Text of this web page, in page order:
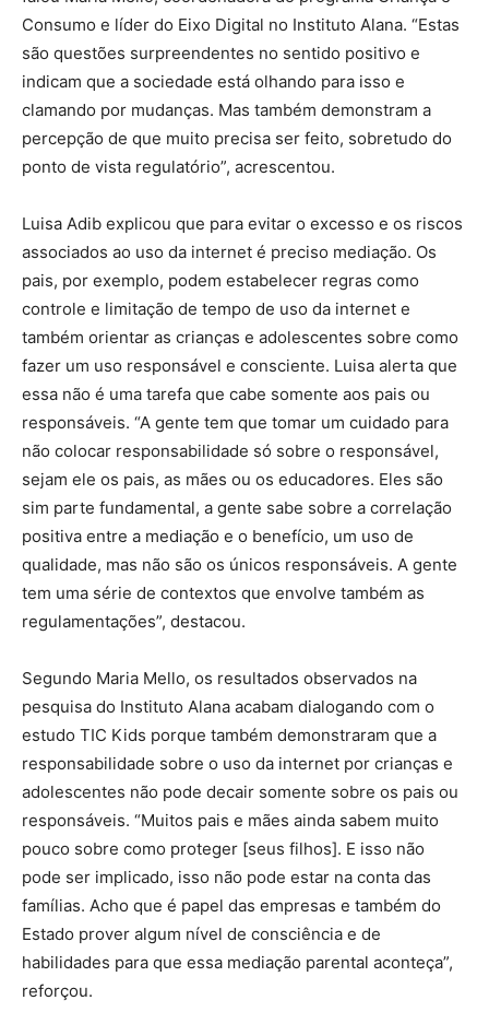
Consumo e líder do Eixo Digital no Instituto Alana. “Estas
são questões surpreendentes no sentido positivo e
indicam que a sociedade está olhando para isso e
clamando por mudanças. Mas também demonstram a
percepção de que muito precisa ser feito, sobretudo do
ponto de vista regulatório”, acrescentou.
Luisa Adib explicou que para evitar o excesso e os riscos
associados ao uso da internet é preciso mediação. Os
pais, por exemplo, podem estabelecer regras como
controle e limitação de tempo de uso da internet e
também orientar as crianças e adolescentes sobre como
fazer um uso responsável e consciente. Luisa alerta que
essa não é uma tarefa que cabe somente aos pais ou
responsáveis. “A gente tem que tomar um cuidado para
não colocar responsabilidade só sobre o responsável,
sejam ele os pais, as mães ou os educadores. Eles são
sim parte fundamental, a gente sabe sobre a correlação
positiva entre a mediação e o benefício, um uso de
qualidade, mas não são os únicos responsáveis. A gente
tem uma série de contextos que envolve também as
regulamentações”, destacou.
Segundo Maria Mello, os resultados observados na
pesquisa do Instituto Alana acabam dialogando com o
estudo TIC Kids porque também demonstraram que a
responsabilidade sobre o uso da internet por crianças e
adolescentes não pode decair somente sobre os pais ou
responsáveis. “Muitos pais e mães ainda sabem muito
pouco sobre como proteger [seus filhos]. E isso não
pode ser implicado, isso não pode estar na conta das
famílias. Acho que é papel das empresas e também do
Estado prover algum nível de consciência e de
habilidades para que essa mediação parental aconteça”,
reforçou.